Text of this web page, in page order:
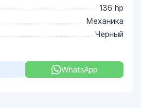
136 hp
Механика
Черный
WhatsApp